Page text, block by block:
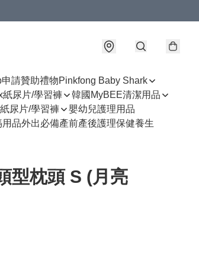
申請贊助禮物Pinkfong Baby Shark
紙尿片/學習褲
韓國MyBEE清潔用品
紙尿片/學習褲
嬰幼兒護理用品
用品外出必備產前產後護理保健養生
型枕頭 S (月亮